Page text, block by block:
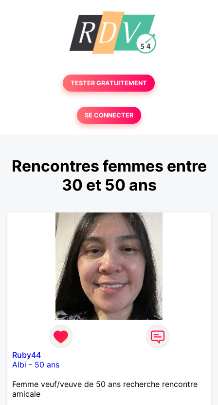
TESTER GRATUITEMENT
SE CONNECTER
Rencontres femmes entre
30 et 50 ans
Ruby44
Albi - 50 ans
Femme veuf/veuve de 50 ans recherche rencontre
amicale